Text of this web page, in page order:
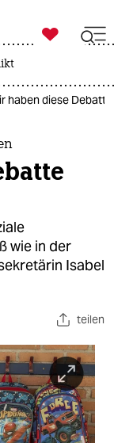

taz zahl ich
haben diese
wie in der
Isabel
teilen